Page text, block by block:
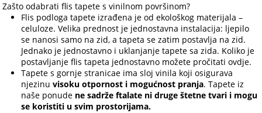
Zašto odabrati flis tapete s vinilnom površinom?
Flis podloga tapete izrađena je od ekološkog materijala –
celuloze. Velika prednost je jednostavna instalacija: ljepilo
se nanosi samo na zid, a tapeta se zatim postavlja na zid.
Jednako je jednostavno i uklanjanje tapete sa zida. Koliko je
postavljanje flis tapeta jednostavno možete pročitati ovdje.
Tapete s gornje stranicae ima sloj vinila koji osigurava
njezinuvisoku otpornost i mogućnost pranja. Tapete iz
naše ponude ne sadrže ftalate ni druge štetne tvari i mogu
se koristiti u svim prostorijama.